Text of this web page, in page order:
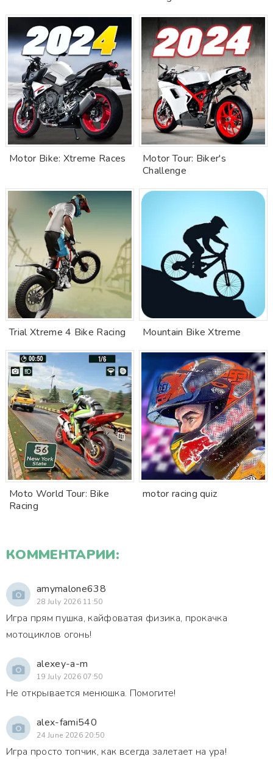
Motor Bike: Xtreme Races
Motor Tour: Biker's
Challenge
Trial Xtreme 4 Bike Racing Mountain Bike Xtreme
Moto World Tour: Bike
Racing
motor racing quiz
КОММЕНТАРИИ:
amymalone638
28 July 2026 11:50
Игра прям пушка, кайфоватая физика, прокачка
мотоциклов огонь!
alexey-a-m
19 July 2026 07:50
Не открывается менюшка. Помогите!
alex-fami540
24 June 2026 20:50
Игра просто топчик, как всегда залетает на ура!